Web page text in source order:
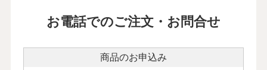
お電話でのご注文・お問合せ
商品のお申込み